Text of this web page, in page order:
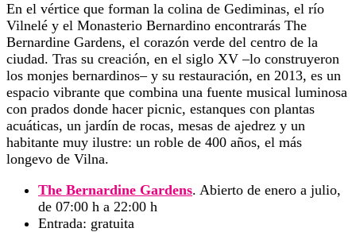
En el vértice que forman la colina de Gediminas, el río
Vilnelé y el Monasterio Bernardino encontrarás The
Bernardine Gardens, el corazón verde del centro de la
ciudad. Tras su creación, en el siglo XV –lo construyeron
los monjes bernardinos– y su restauración, en 2013, es un
espacio vibrante que combina una fuente musical luminosa
con prados donde hacer picnic, estanques con plantas
acuáticas, un jardín de rocas, mesas de ajedrez y un
habitante muy ilustre: un roble de 400 años, el más
longevo de Vilna.
The Bernardine Gardens. Abierto de enero a julio,
de 07:00 h a 22:00 h
Entrada: gratuita